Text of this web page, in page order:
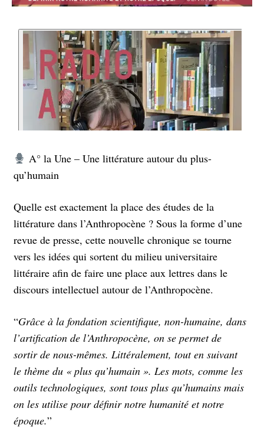
A° la Une – Une littérature autour du plus-
qu’humain
Quelle est exactement la place des études de la
littérature dans l’Anthropocène ? Sous la forme d’une
revue de presse, cette nouvelle chronique se tourne
vers les idées qui sortent du milieu universitaire
littéraire afin de faire une place aux lettres dans le
discours intellectuel autour de l’Anthropocène.
“Grâce à la fondation scientifique, non-humaine, dans
l’artification de l’Anthropocène, on se permet de
sortir de nous-mêmes. Littéralement, tout en suivant
le thème du « plus qu’humain ». Les mots, comme les
outils technologiques, sont tous plus qu’humains mais
on les utilise pour définir notre humanité et notre
époque.”